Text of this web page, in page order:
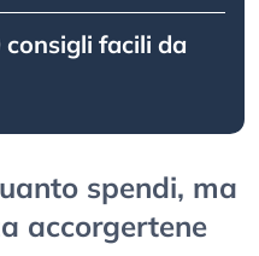
consigli facili da
spendi, ma
accorgertene